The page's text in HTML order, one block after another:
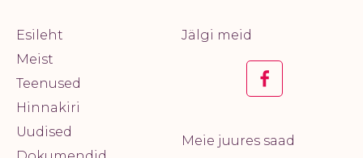
Esileht
Meist
Teenused
Hinnakiri
Uudised
Jälgi meid
Meie juures saad